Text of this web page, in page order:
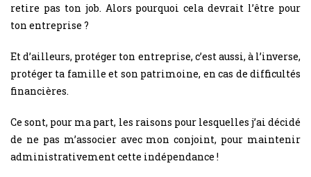
retire pas ton job. Alors pourquoi cela devrait l’être pour
ton entreprise ?
Et d’ailleurs, protéger ton entreprise, c’est aussi, à l’inverse,
protéger ta famille et son patrimoine, en cas de difficultés
financières.
Ce sont, pour ma part, les raisons pour lesquelles j’ai décidé
de ne pas m’associer avec mon conjoint, pour maintenir
administrativement cette indépendance !